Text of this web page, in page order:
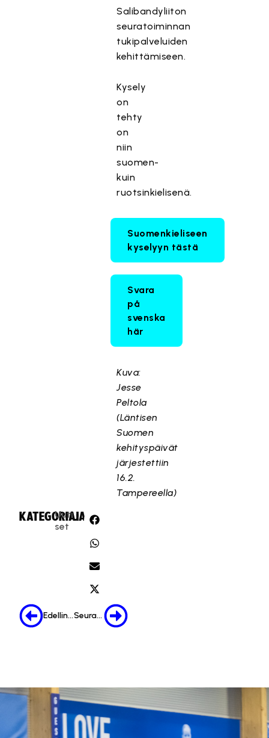
Salibandyliiton
seuratoiminnan
tukipalveluiden
kehittämiseen.
Kysely
on
tehty
on
niin
suomen-
kuin
ruotsinkielisenä.
Suomenkieliseen
kyselyyn tästä
Svara
på
svenska
här
Kuva:
Jesse
Peltola
(Läntisen
Suomen
kehityspäivät
järjestettiin
16.2.
Tampereella)
KATEGORIA:
Uuti
set
JAA:
Edellinen Seuraava